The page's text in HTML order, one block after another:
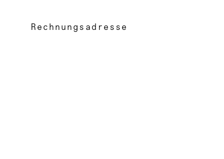
Rechnungsadresse